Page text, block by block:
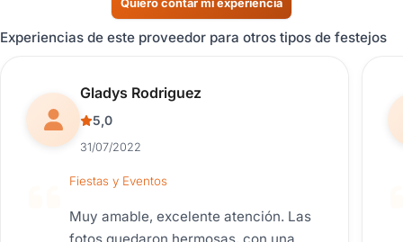
Quiero contar mi experiencia
Experiencias de este proveedor para otros tipos de festejos
Reseña de usuario.
Gladys Rodriguez
5,0
31/07/2022
Fiestas y Eventos
Muy amable, excelente atención. Las